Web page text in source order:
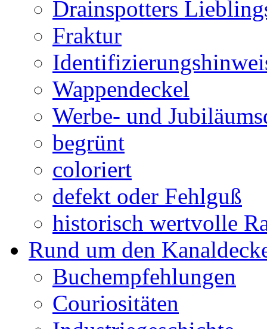
Drainspotters
Fraktur
Wappendeckel
Werbe- und
begrünt
coloriert
defekt oder Fehlguß
historisch wertvolle
Rund um den
Buchempfehlungen
Couriositäten